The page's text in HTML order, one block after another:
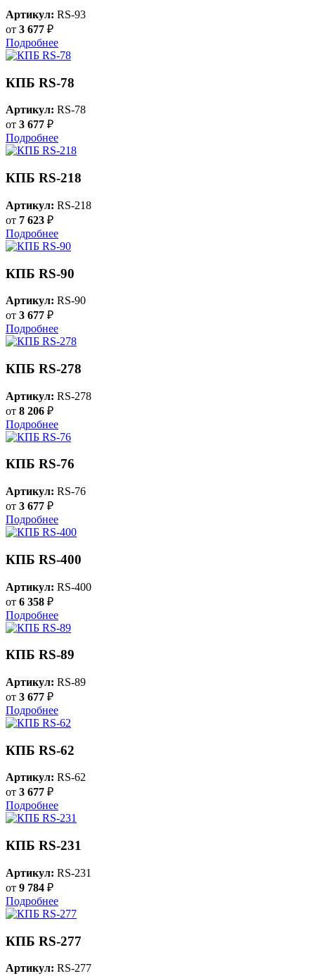
Артикул: RS-93
от 3 677 ₽
Подробнее
КПБ RS-78
Артикул: RS-78
от 3 677 ₽
Подробнее
КПБ RS-218
Артикул: RS-218
от 7 623 ₽
Подробнее
КПБ RS-90
Артикул: RS-90
от 3 677 ₽
Подробнее
КПБ RS-278
Артикул: RS-278
от 8 206 ₽
Подробнее
КПБ RS-76
Артикул: RS-76
от 3 677 ₽
Подробнее
КПБ RS-400
Артикул: RS-400
от 6 358 ₽
Подробнее
КПБ RS-89
Артикул: RS-89
от 3 677 ₽
Подробнее
КПБ RS-62
Артикул: RS-62
от 3 677 ₽
Подробнее
КПБ RS-231
Артикул: RS-231
от 9 784 ₽
Подробнее
КПБ RS-277
Артикул: RS-277